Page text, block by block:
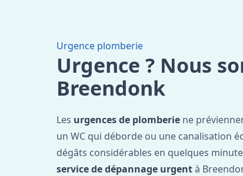
Urgence plomberie
Urgence ? Nous
Breendonk
Les urgences de plomberie ne
un WC qui déborde ou une canalisation
dégâts considérables en quelques
service de dépannage urgentà